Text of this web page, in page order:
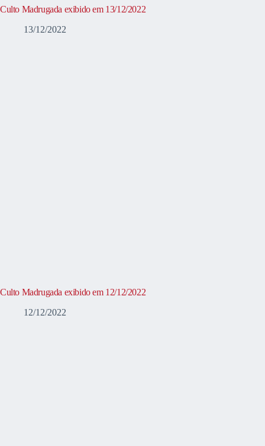
Culto Madrugada exibido em 13/12/2022
13/12/2022
Culto Madrugada exibido em 12/12/2022
12/12/2022